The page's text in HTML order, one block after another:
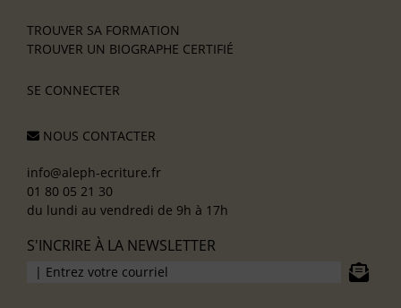
TROUVER SA FORMATION
TROUVER UN BIOGRAPHE CERTIFIÉ
SE CONNECTER
NOUS CONTACTER
info@aleph-ecriture.fr
01 80 05 21 30
du lundi au vendredi de 9h à 17h
S'INCRIRE À LA NEWSLETTER